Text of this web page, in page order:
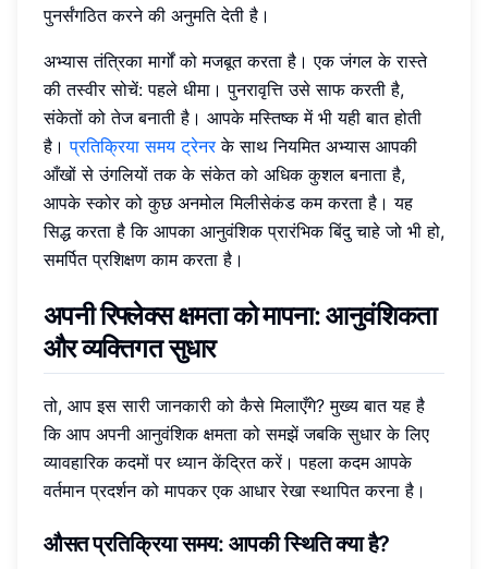
पुनर्संगठित करने की अनुमति देती है।
अभ्यास तंत्रिका मार्गों को मजबूत करता है। एक जंगल के रास्ते
की तस्वीर सोचें: पहले धीमा। पुनरावृत्ति उसे साफ करती है,
संकेतों को तेज बनाती है। आपके मस्तिष्क में भी यही बात होती
है।प्रतिक्रिया समय ट्रेनरके साथ नियमित अभ्यास आपकी
आँखों से उंगलियों तक के संकेत को अधिक कुशल बनाता है,
आपके स्कोर को कुछ अनमोल मिलीसेकंड कम करता है। यह
सिद्ध करता है कि आपका आनुवंशिक प्रारंभिक बिंदु चाहे जो भी हो,
समर्पित प्रशिक्षण काम करता है।
अपनी रिफ्लेक्स क्षमता को मापना: आनुवंशिकता
और व्यक्तिगत सुधार
तो, आप इस सारी जानकारी को कैसे मिलाएँगे? मुख्य बात यह है
कि आप अपनी आनुवंशिक क्षमता को समझें जबकि सुधार के लिए
व्यावहारिक कदमों पर ध्यान केंद्रित करें। पहला कदम आपके
वर्तमान प्रदर्शन को मापकर एक आधार रेखा स्थापित करना है।
औसत प्रतिक्रिया समय: आपकी स्थिति क्या है?